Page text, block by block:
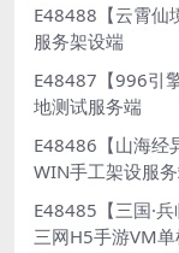
E48488【云霄仙
服务架设端
E48487【996引
地测试服务端
E48486【山海经
WIN手工架设服
E48485【三国·
三网H5手游VM